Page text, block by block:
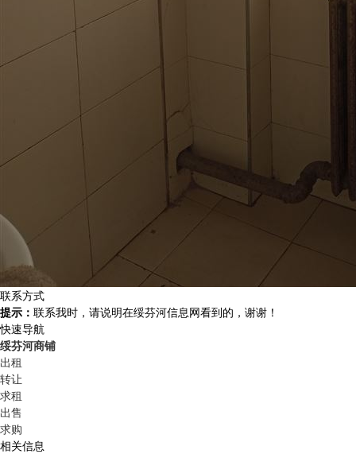
联系方式
提示： 联系我时，请说明在绥芬河信息网看到的，谢谢！
快速导航
绥芬河商铺
出租
转让
求租
出售
求购
相关信息